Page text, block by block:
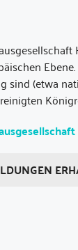
sind (etwa